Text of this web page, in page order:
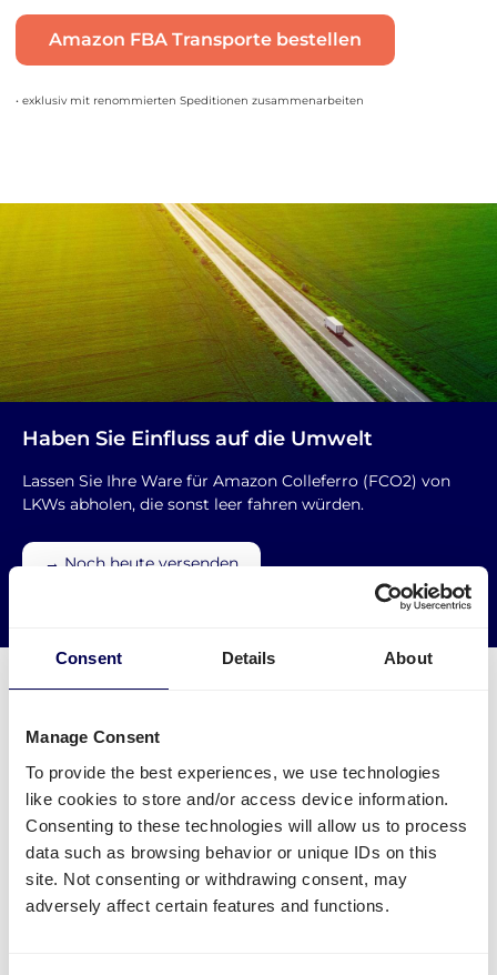
Consent Details About
Manage Consent
To provide the best experiences, we use technologies
like cookies to store and/or access device information.
Consenting to these technologies will allow us to process
data such as browsing behavior or unique IDs on this
site. Not consenting or withdrawing consent, may
adversely affect certain features and functions.
Amazon FBA Transporte bestellen
• exklusiv mit renommierten Speditionen zusammenarbeiten
Haben Sie Einfluss auf die Umwelt
Lassen Sie Ihre Ware für Amazon Colleferro (FCO2) von
LKWs abholen, die sonst leer fahren würden.
→ Noch heute versenden
Was muss ich für eine Palettensendung
zu Amazon FCO2 beachten?
Welche Angaben sind nötig?
Name des FBA Warenlagers - aber Achtung:
manche Städte haben mehrere FBA Lager